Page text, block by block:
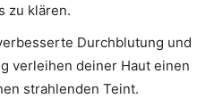
zu klären.
Durchblutung und
verleihen deiner Haut einen
strahlenden Teint.